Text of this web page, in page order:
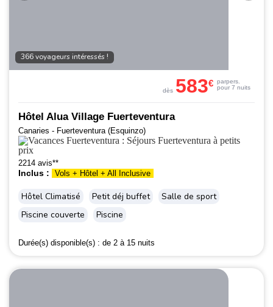
366 voyageurs intéressés !
Hôtel Alua Village Fuerteventura
Canaries - Fuerteventura (Esquinzo)
2214 avis**
Inclus : Vols + Hôtel + All Inclusive
Hôtel Climatisé Petit déj buffet
Salle de sport
Piscine couverte
Piscine
Durée(s) disponible(s) : de 2 à 15 nuits
dès 583€ parpers.
pour 7 nuits